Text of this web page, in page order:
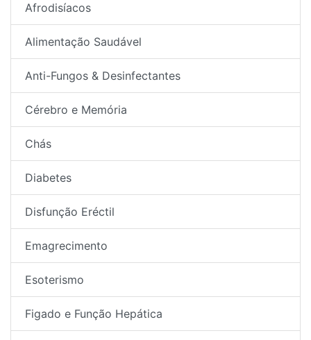
Afrodisíacos
Alimentação Saudável
Anti-Fungos & Desinfectantes
Cérebro e Memória
Chás
Diabetes
Disfunção Eréctil
Emagrecimento
Esoterismo
Figado e Função Hepática